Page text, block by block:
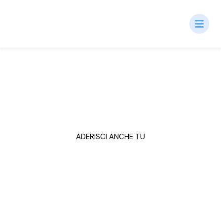
ADERISCI ANCHE TU